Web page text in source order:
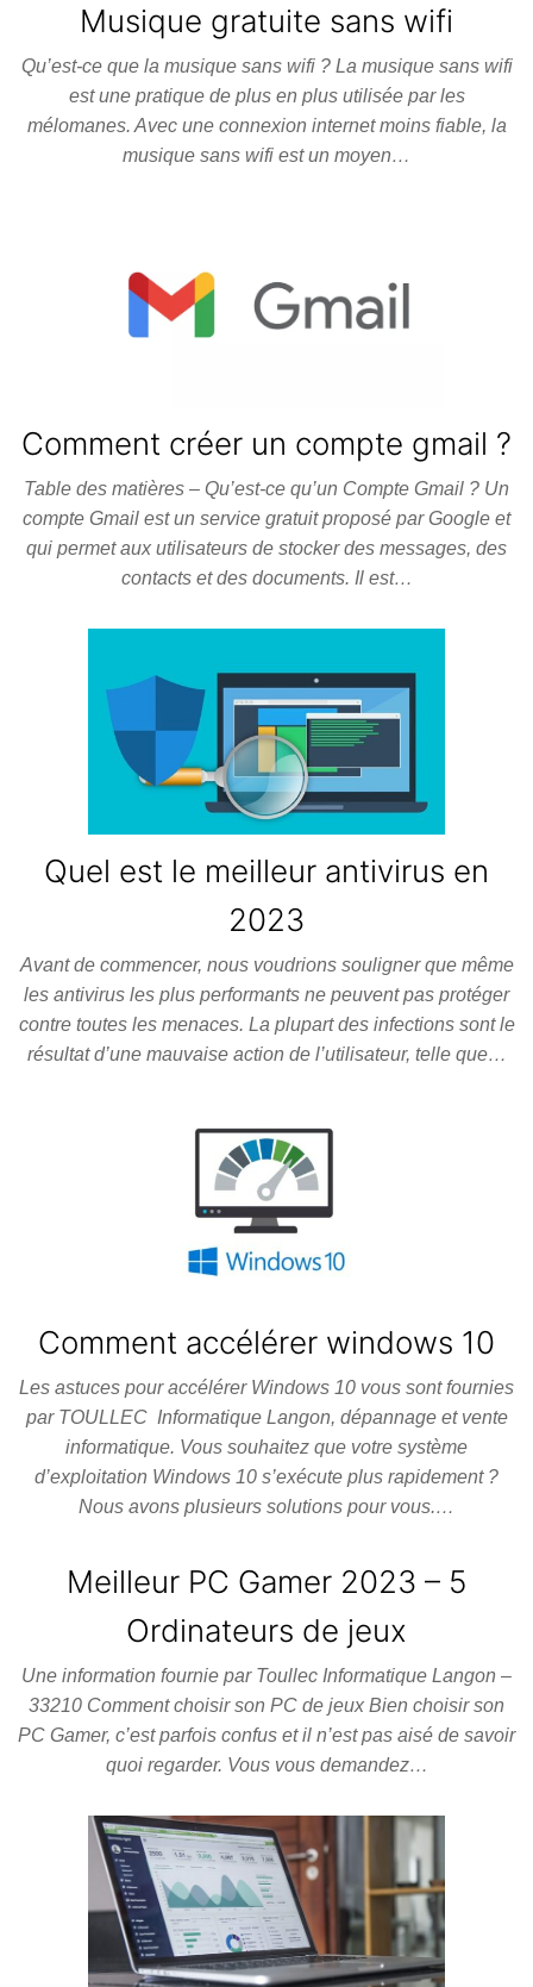
Musique gratuite sans wifi
Qu’est-ce que la musique sans wifi ? La musique sans wifi
est une pratique de plus en plus utilisée par les
mélomanes. Avec une connexion internet moins fiable, la
musique sans wifi est un moyen…
Comment créer un compte gmail ?
Table des matières – Qu’est-ce qu’un Compte Gmail ? Un
compte Gmail est un service gratuit proposé par Google et
qui permet aux utilisateurs de stocker des messages, des
contacts et des documents. Il est…
Quel est le meilleur antivirus en
2023
Avant de commencer, nous voudrions souligner que même
les antivirus les plus performants ne peuvent pas protéger
contre toutes les menaces. La plupart des infections sont le
résultat d’une mauvaise action de l’utilisateur, telle que…
Comment accélérer windows 10
Les astuces pour accélérer Windows 10 vous sont fournies
par TOULLEC Informatique Langon, dépannage et vente
informatique. Vous souhaitez que votre système
d’exploitation Windows 10 s’exécute plus rapidement ?
Nous avons plusieurs solutions pour vous.…
Meilleur PC Gamer 2023 – 5
Ordinateurs de jeux
Une information fournie par Toullec Informatique Langon –
33210 Comment choisir son PC de jeux Bien choisir son
PC Gamer, c’est parfois confus et il n’est pas aisé de savoir
quoi regarder. Vous vous demandez…